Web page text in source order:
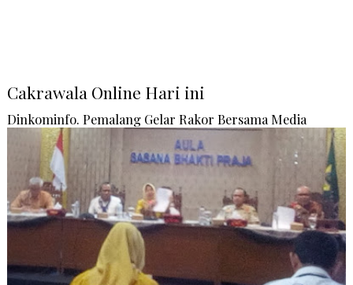
Cakrawala Online Hari ini
Dinkominfo. Pemalang Gelar Rakor Bersama Media